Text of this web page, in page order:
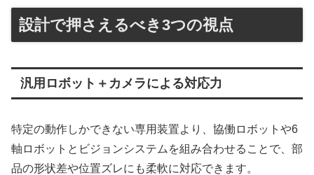
設計で押さえるべき3つの視点
汎用ロボット＋カメラによる対応力
特定の動作しかできない専用装置より、協働ロボットや6
軸ロボットとビジョンシステムを組み合わせることで、部
品の形状差や位置ズレにも柔軟に対応できます。